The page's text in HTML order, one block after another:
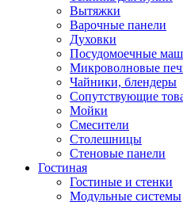
Вытяжки
Варочные панели
Духовки
Посудомоечные
Микроволновые
Чайники, блендеры
Сопутствующие
Мойки
Смесители
Столешницы
Стеновые панели
Гостиная
Гостиные и стенки
Модульные системы